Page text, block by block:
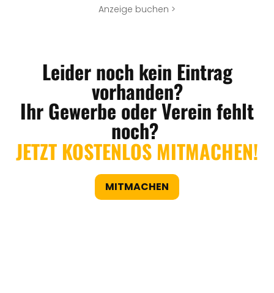
Anzeige buchen >
Leider noch kein Eintrag
vorhanden?
Ihr Gewerbe oder Verein fehlt
noch?
JETZT KOSTENLOS MITMACHEN!
MITMACHEN